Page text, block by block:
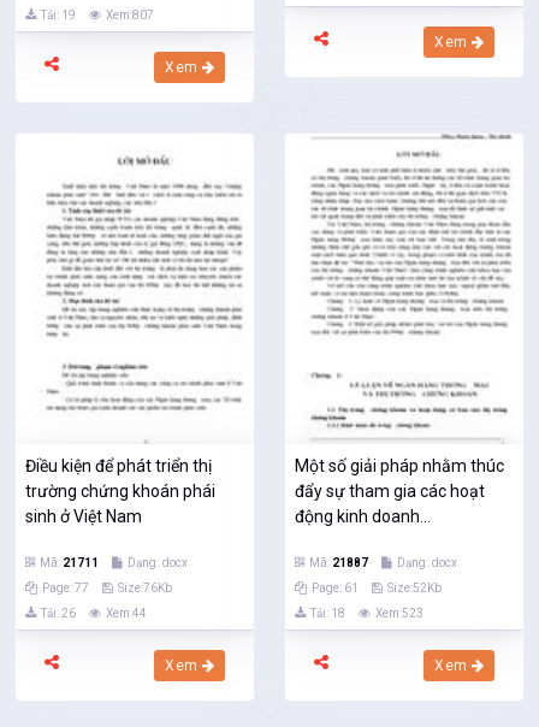
Tải: 19
Xem:807
Xem
Xem
Điều kiện để phát triển thị
trường chứng khoán phái
sinh ở Việt Nam
Mã: 21711
Dạng:.docx
Page: 77
Size:76Kb
Tải: 26
Xem:44
Xem
Một số giải pháp nhằm thúc
đẩy sự tham gia các hoạt
động kinh doanh...
Mã: 21887
Dạng:.docx
Page: 61
Size:52Kb
Tải: 18
Xem:523
Xem